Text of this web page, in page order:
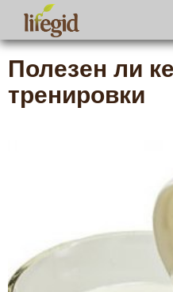
Полезен ли
тренировки